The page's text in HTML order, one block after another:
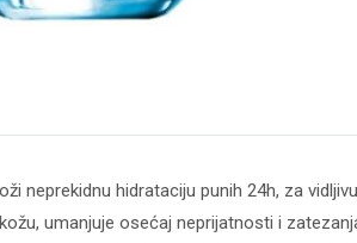
neprekidnu hidrataciju punih 24h, za
umanjuje osećaj neprijatnosti i